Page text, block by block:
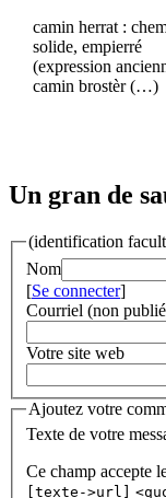
camin herrat :
solide, empierré
(expression
camin brostèr (…)
Un gran de
(identification
Nom
[Se connecter]
Courriel (non
Votre site web
Ajoutez votre
Texte de votre
Ce champ accepte
[texte->url]